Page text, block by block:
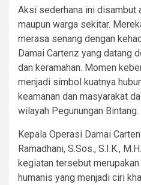
Aksi sederhana ini disambut
maupun warga sekitar.
merasa senang dengan
Damai Cartenz yang datang
dan keramahan. Momen
menjadi simbol kuatnya
keamanan dan masyarakat
wilayah Pegunungan Bintang.
Kepala Operasi Damai
Ramadhani, S.Sos., S.I.K.,
kegiatan tersebut
humanis yang menjadi ciri